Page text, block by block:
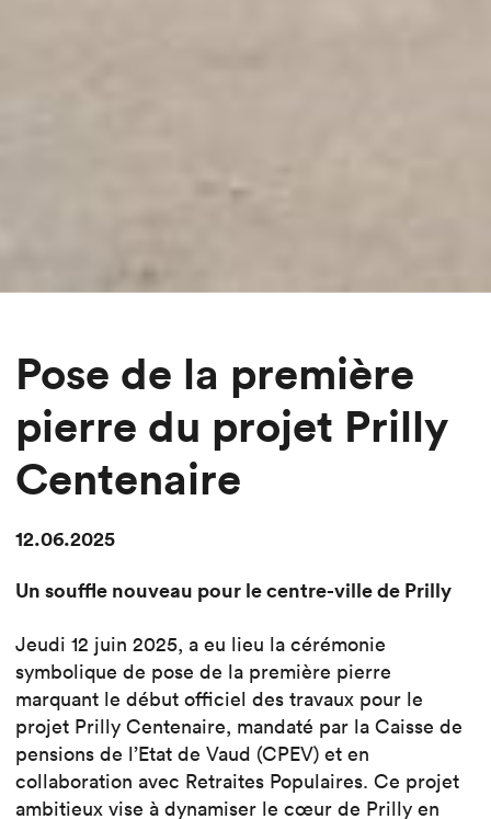
Pose de la première
pierre du projet Prilly
Centenaire
12.06.2025
Un souffle nouveau pour le centre-ville de Prilly
Jeudi 12 juin 2025, a eu lieu la cérémonie
symbolique de pose de la première pierre
marquant le début officiel des travaux pour le
projet Prilly Centenaire, mandaté par la Caisse de
pensions de l’Etat de Vaud (CPEV) et en
collaboration avec Retraites Populaires. Ce projet
ambitieux vise à dynamiser le cœur de Prilly en